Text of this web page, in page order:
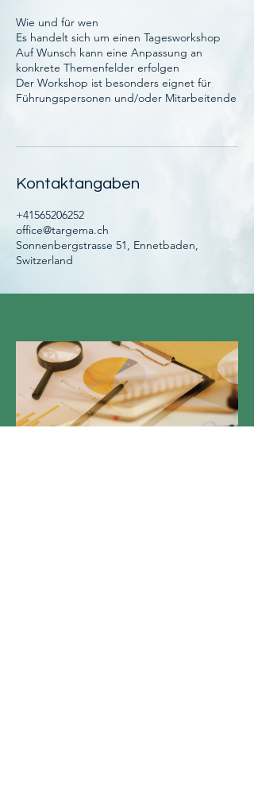
Wie und für wen
Es handelt sich um einen Tagesworkshop
Auf Wunsch kann eine Anpassung an
konkrete Themenfelder erfolgen
Der Workshop ist besonders eignet für
Führungspersonen und/oder Mitarbeitende
Kontaktangaben
+41565206252
office@targema.ch
Sonnenbergstrasse 51, Ennetbaden,
Switzerland